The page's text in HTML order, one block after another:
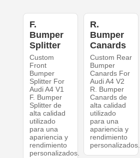
F.
Bumper
Splitter
Custom
Front
Bumper
Splitter For
Audi A4 V1
F. Bumper
Splitter de
alta calidad
utilizado
para una
apariencia y
rendimiento
personalizados.
R.
Bumper
Canards
Custom Rear
Bumper
Canards For
Audi A4 V2
R. Bumper
Canards de
alta calidad
utilizado
para una
apariencia y
rendimiento
personalizados.